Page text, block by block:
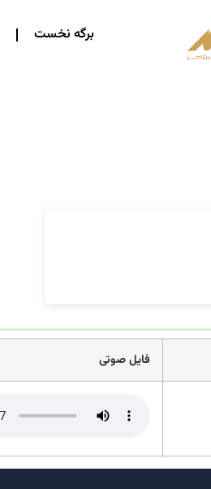
برگه نخست
فایل صوتی